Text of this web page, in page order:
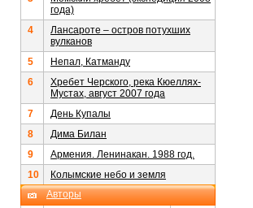
года)
4
Лансароте – остров потухших
вулканов
5
Непал, Катманду
6
Хребет Черского, река Кюеллях-
Мустах, август 2007 года
7
День Купалы
8
Дима Билан
9
Армения. Ленинакан. 1988 год.
10
Колымские небо и земля
Авторы